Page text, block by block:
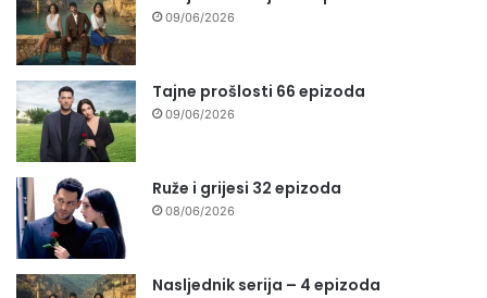
09/06/2026
Tajne prošlosti 66 epizoda
09/06/2026
Ruže i grijesi 32 epizoda
08/06/2026
Nasljednik serija – 4 epizoda